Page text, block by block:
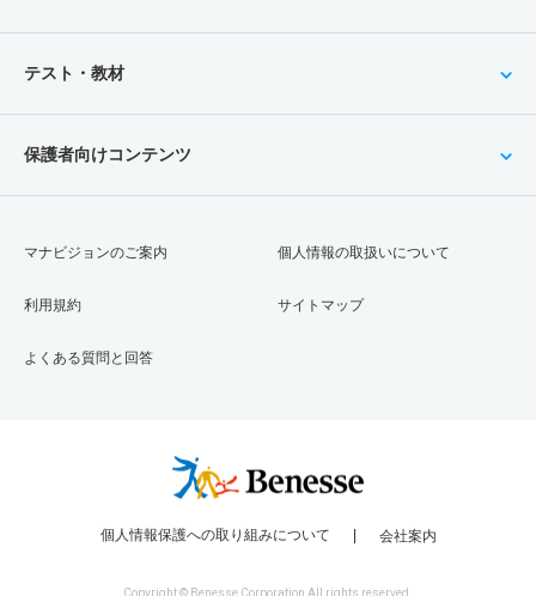
テスト・教材
保護者向けコンテンツ
マナビジョンのご案内
利用規約
よくある質問と回答
個人情報の取扱いについて
サイトマップ
個人情報保護への取り組みについて 会社案内
Copyright © Benesse Corporation All rights reserved.